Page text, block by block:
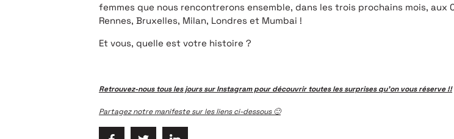
femmes que nous rencontrerons ensemble, dans les trois prochains mois, aux
Rennes, Bruxelles, Milan, Londres et Mumbai !
Et vous, quelle est votre histoire ?
Retrouvez-nous tous les jours sur Instagram pour découvrir toutes les surprises qu’on vous réserve !!
Partagez notre manifeste sur les liens ci-dessous 🙂